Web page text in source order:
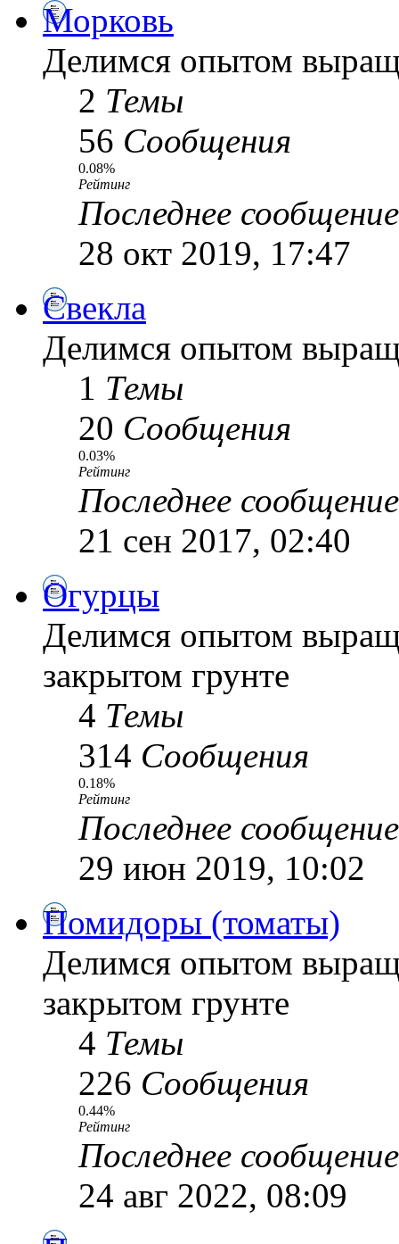
Морковь
Делимся опытом
2 Темы
56 Сообщения
0.08%
Рейтинг
Последнее сообщение
28 окт 2019, 17:47
Свекла
Делимся опытом
1 Темы
20 Сообщения
0.03%
Рейтинг
Последнее сообщение
21 сен 2017, 02:40
Огурцы
Делимся опытом
закрытом грунте
4 Темы
314 Сообщения
0.18%
Рейтинг
Последнее сообщение
29 июн 2019, 10:02
Помидоры (томаты)
Делимся опытом
закрытом грунте
4 Темы
226 Сообщения
0.44%
Рейтинг
Последнее сообщение
24 авг 2022, 08:09